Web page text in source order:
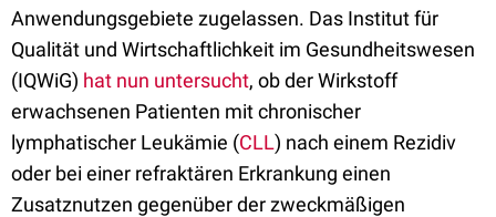
Anwendungsgebiete zugelassen. Das Institut für
Qualität und Wirtschaftlichkeit im Gesundheitswesen
(IQWiG) hat nun untersucht, ob der Wirkstoff
erwachsenen Patienten mit chronischer
lymphatischer Leukämie (CLL) nach einem Rezidiv
oder bei einer refraktären Erkrankung einen
Zusatznutzen gegenüber der zweckmäßigen